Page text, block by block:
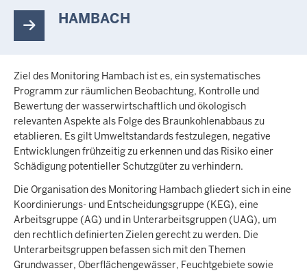
HAMBACH
Ziel des Monitoring Hambach ist es, ein systematisches
Programm zur räumlichen Beobachtung, Kontrolle und
Bewertung der wasserwirtschaftlich und ökologisch
relevanten Aspekte als Folge des Braunkohlenabbaus zu
etablieren. Es gilt Umweltstandards festzulegen, negative
Entwicklungen frühzeitig zu erkennen und das Risiko einer
Schädigung potentieller Schutzgüter zu verhindern.
Die Organisation des Monitoring Hambach gliedert sich in eine
Koordinierungs- und Entscheidungsgruppe (KEG), eine
Arbeitsgruppe (AG) und in Unterarbeitsgruppen (UAG), um
den rechtlich definierten Zielen gerecht zu werden. Die
Unterarbeitsgruppen befassen sich mit den Themen
Grundwasser, Oberflächengewässer, Feuchtgebiete sowie